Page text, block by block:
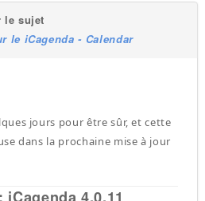
sujet
le iCagenda - Calendar
jours pour être sûr, et cette
dans la prochaine mise à jour